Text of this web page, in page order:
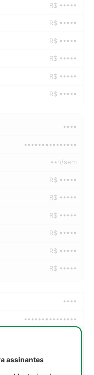
R$ •••••
R$ •••••
R$ •••••
R$ •••••
R$ •••••
R$ •••••
••••
•••••••••••••••
••h/sem
R$ •••••
R$ •••••
R$ •••••
R$ •••••
R$ •••••
R$ •••••
••••
•••••••••••••••
R$ •••••
assinantes